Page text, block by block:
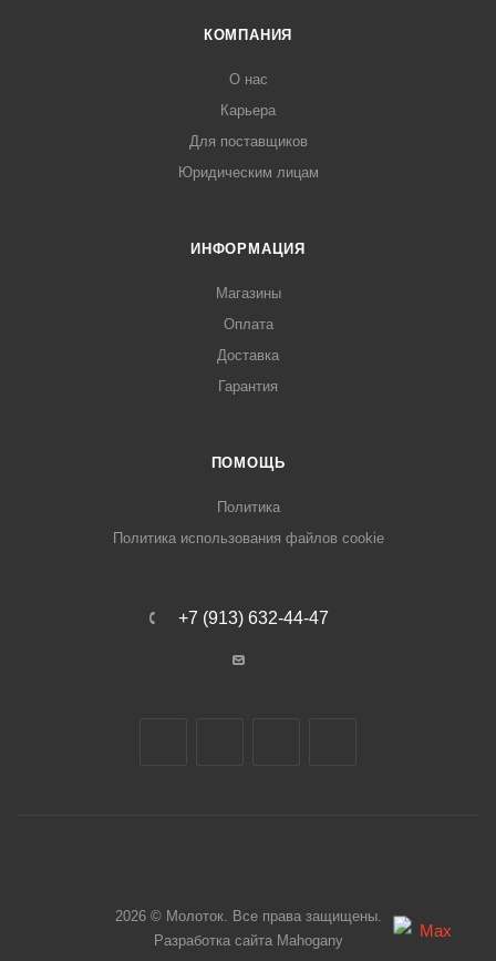
КОМПАНИЯ
О нас
Карьера
Для поставщиков
Юридическим лицам
ИНФОРМАЦИЯ
Магазины
Оплата
Доставка
Гарантия
ПОМОЩЬ
Политика
Политика использования файлов cookie
+7 (913) 632-44-47
2026 © Молоток. Все права защищены.
Разработка сайта Mahogany